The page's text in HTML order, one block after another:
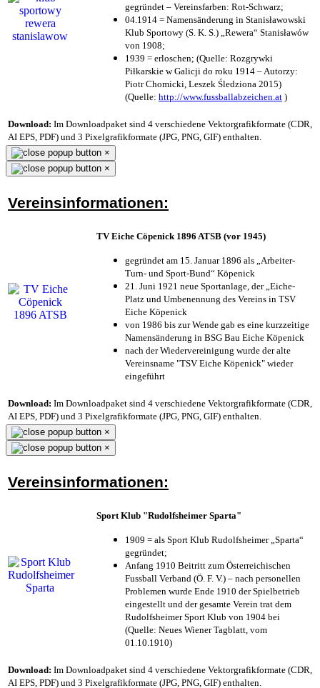
gegründet – Vereinsfarben: Rot-Schwarz;
04.1914 = Namensänderung in Stanisławowski
Klub Sportowy (S. K. S.) „Rewera“ Stanisławów
von 1908;
1939 = erloschen; (Quelle: Rozgrywki
Piłkarskie w Galicji do roku 1914 – Autorzy:
Piotr Chomicki, Leszek Śledziona 2015)
(Quelle: http://www.fussballabzeichen.at )
Download: Im Downloadpaket sind 4 verschiedene Vektorgrafikformate (CDR,
AI EPS, PDF) und 3 Pixelgrafikformate (JPG, PNG, GIF) enthalten.
×
×
Vereinsinformationen:
TV Eiche Cöpenick 1896 ATSB (vor 1945)
gegründet am 15. Januar 1896 als „Arbeiter-
Turn- und Sport-Bund“ Köpenick
21. Juni 1921 neue Sportanlage, der „Eiche-
Platz und Umbenennung des Vereins in TSV
Eiche Köpenick
von 1986 bis zur Wende gab es eine kurzzeitige
Namensänderung in BSG Bau Eiche Köpenick
nach der Wiedervereinigung wurde der alte
Vereinsname "TSV Eiche Köpenick" wieder
eingeführt
Download: Im Downloadpaket sind 4 verschiedene Vektorgrafikformate (CDR,
AI EPS, PDF) und 3 Pixelgrafikformate (JPG, PNG, GIF) enthalten.
×
×
Vereinsinformationen:
Sport Klub "Rudolfsheimer Sparta"
1909 = als Sport Klub Rudolfsheimer „Sparta“
gegründet;
Anfang 1910 Beitritt zum Österreichischen
Fussball Verband (Ö. F. V.) – nach personellen
Problemen wurde Ende 1910 der Spielbetrieb
eingestellt und der gesamte Verein trat dem
Rudolfsheimer Sport Klub von 1904 bei
(Quelle: Neues Wiener Tagblatt, vom
01.10.1910)
Download: Im Downloadpaket sind 4 verschiedene Vektorgrafikformate (CDR,
AI EPS, PDF) und 3 Pixelgrafikformate (JPG, PNG, GIF) enthalten.